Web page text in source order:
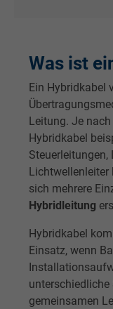
Was ist
Ein Hybridkabel
Leitung. Je
Hybridkabel
Steuerleitungen,
Lichtwellenleiter
sich mehrere
Hybridleitung
Hybridkabel
Einsatz, wenn
gemeinsamen